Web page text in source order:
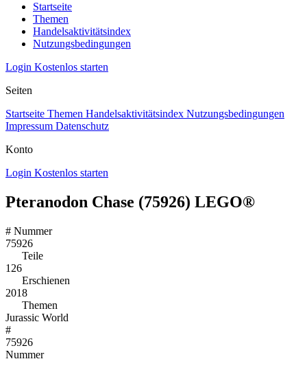
Startseite
Themen
Handelsaktivitätsindex
Nutzungsbedingungen
Login Kostenlos starten
Seiten
Startseite Themen Handelsaktivitätsindex Nutzungsbedingungen
Impressum Datenschutz
Konto
Login Kostenlos starten
Pteranodon Chase (75926) LEGO®
# Nummer
75926
Teile
126
Erschienen
2018
Themen
Jurassic World
#
75926
Nummer